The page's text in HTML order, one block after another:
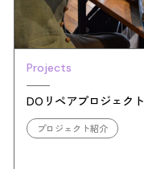
Projects
DOリペアプロジェクト
プロジェクト紹介